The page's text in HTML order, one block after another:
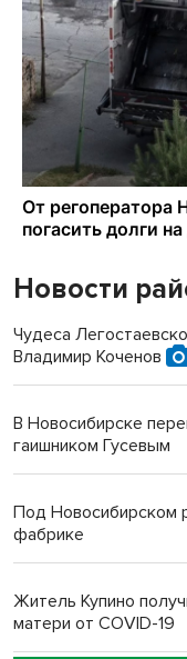
Новости
Чудеса
Владимир Коченов
В Новосибирске
гаишником Гусевым
Под Новосибирском
фабрике
Житель Купино
матери от COVID-19